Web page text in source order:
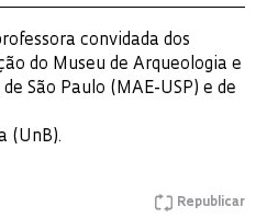
convidada dos
do Museu de Arqueologia e
São Paulo (MAE-USP) e de
(UnB).
Republicar